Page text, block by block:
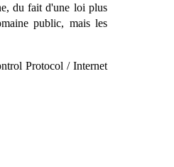
du fait d'une loi plus
public, mais les
Protocol / Internet